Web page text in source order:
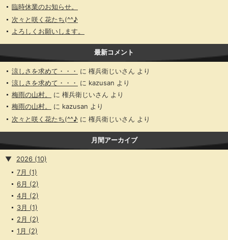
臨時休業のお知らせ。
次々と咲く花たち(^^♪
よろしくお願いします。
最新コメント
涼しさを求めて・・・ に 権兵衛じいさん より
涼しさを求めて・・・
に kazusan より
梅雨の山村。
に 権兵衛じいさん より
梅雨の山村。
に kazusan より
次々と咲く花たち(^^♪ に 権兵衛じいさん より
月間アーカイブ
▼ 2026 (10)
7月 (1)
6月 (2)
4月 (2)
3月 (1)
2月 (2)
1月 (2)